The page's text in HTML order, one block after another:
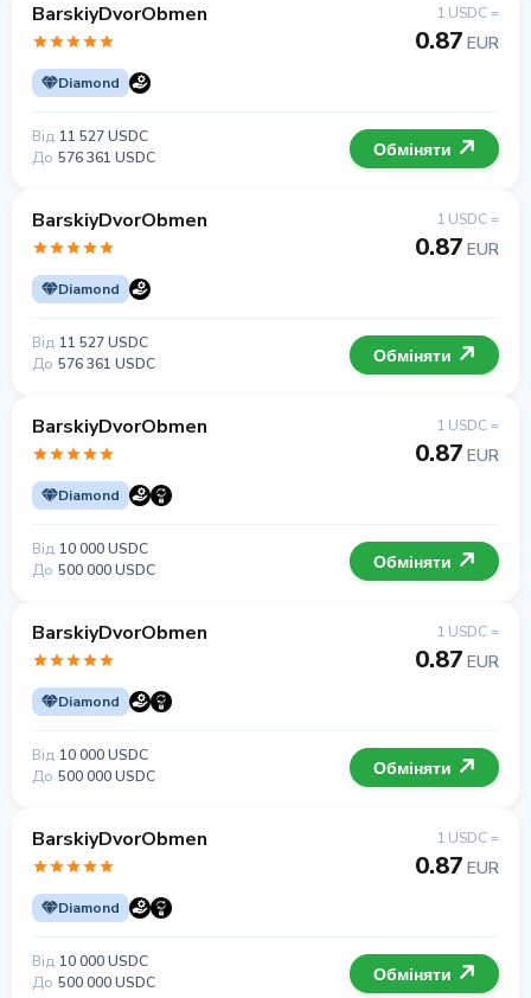
BarskiyDvorObmen
Diamond
1 USDC =
0.87 EUR
Від 11 527 USDC
До 576 361 USDC Обміняти
BarskiyDvorObmen
Diamond
1 USDC =
0.87 EUR
Від 11 527 USDC
До 576 361 USDC Обміняти
BarskiyDvorObmen
Diamond
1 USDC =
0.87 EUR
Від 10 000 USDC
До 500 000 USDC Обміняти
BarskiyDvorObmen
Diamond
1 USDC =
0.87 EUR
Від 10 000 USDC
До 500 000 USDC Обміняти
BarskiyDvorObmen
Diamond
1 USDC =
0.87 EUR
Від 10 000 USDC
До 500 000 USDC Обміняти